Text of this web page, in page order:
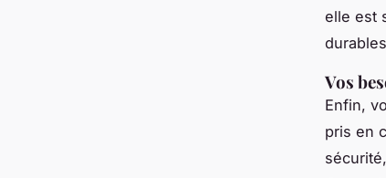
elle est
Vos
Enfin,
pris en